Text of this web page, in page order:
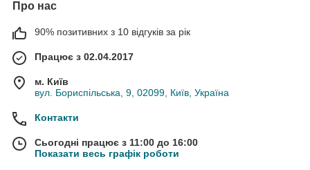
Про нас
90% позитивних з 10 відгуків за рік
Працює з 02.04.2017
м. Київ
вул. Бориспільська, 9, 02099, Київ, Україна
Контакти
Сьогодні працює з 11:00 до 16:00
Показати весь графік роботи